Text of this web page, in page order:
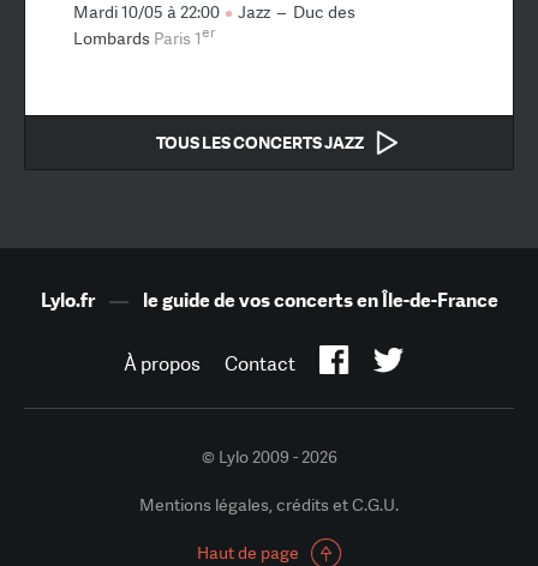
Mardi 10/05 à 22:00 Jazz – Duc des
Lombards Paris 1er
TOUS LES CONCERTS JAZZ
Lylo.fr— le guide de vos concerts en Île-de-France
À propos Contact
© Lylo 2009 - 2026
Mentions légales, crédits et C.G.U.
Haut de page